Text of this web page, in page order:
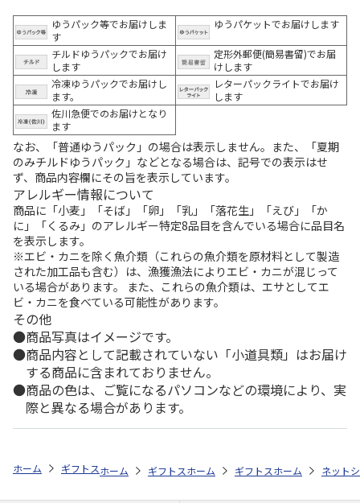
ゆうパック等でお届けしま
す
ゆうパケットでお届けします
チルドゆうパックでお届け
します
定形外郵便(簡易書留)でお届
けします
冷凍ゆうパックでお届けし
ます。
レターパックライトでお届け
します
佐川急便でのお届けとなり
ます
なお、「普通ゆうパック」の場合は表示しません。また、「夏期
のみチルドゆうパック」などとなる場合は、記号での表示はせ
ず、商品内容欄にその旨を表示しています。
アレルギー情報について
商品に「小麦」「そば」「卵」「乳」「落花生」「えび」「か
に」「くるみ」のアレルギー特定8品目を含んでいる場合に品目名
を表示します。
※エビ・カニを除く魚介類（これらの魚介類を原材料として製造
された加工品も含む）は、漁獲漁法によりエビ・カニが混じって
いる場合があります。 また、これらの魚介類は、エサとしてエ
ビ・カニを食べている可能性があります。
その他
商品写真はイメージです。
商品内容として記載されていない「小道具類」はお届け
する商品に含まれておりません。
商品の色は、ご覧になるパソコンなどの環境により、実
際と異なる場合があります。
ホーム ギフトストア お中元・夏ギフト特集 2026 おすすめ ご当地
ホーム ギフトストア お中元・夏ギフト特集 2026
ホーム ギフトストア お中元・
ホーム ネット